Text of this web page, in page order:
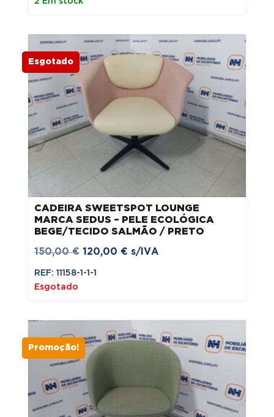
CADEIRA SWEETSPOT LOUNGE
MARCA SEDUS – PELE ECOLÓGICA
BEGE/TECIDO SALMÃO / PRETO
150,00€ O
preço
120,00 €Os/IVA
REF: 11158-1-1-1
Esgotado
Esgotado
Promoção!